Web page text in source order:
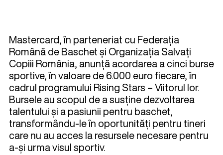
Mastercard, în parteneriat cu Federația
Română de Baschet și Organizația Salvați
Copiii România, anunță acordarea a cinci burse
sportive, în valoare de 6.000 euro fiecare, în
cadrul programului Rising Stars – Viitorul lor.
Bursele au scopul de a susține dezvoltarea
talentului și a pasiunii pentru baschet,
transformându-le în oportunități pentru tineri
care nu au acces la resursele necesare pentru
a-și urma visul sportiv.